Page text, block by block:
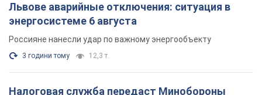
Львове аварийные отключения: ситуация в
энергосистеме 6 августа
Россияне нанесли удар по важному энергообъекту
3 години тому 12,3 т.
Налоговая служба передаст Минобороны